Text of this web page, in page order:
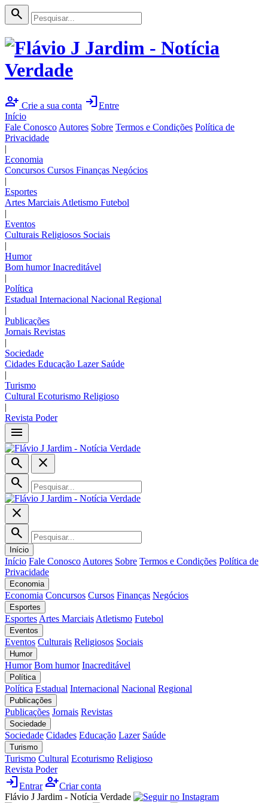
search
person_add Crie a sua conta loginEntre
Início
Fale Conosco Autores Sobre Termos e Condições Política de
Privacidade
|
Economia
Concursos Cursos Finanças Negócios
|
Esportes
Artes Marciais Atletismo Futebol
|
Eventos
Culturais Religiosos Sociais
|
Humor
Bom humorInacreditável
|
Política
Estadual Internacional Nacional Regional
|
Publicações
Jornais Revistas
|
Sociedade
Cidades Educação Lazer Saúde
|
Turismo
Cultural Ecoturismo Religioso
|
Revista Poder
menu
search
close
search
close
search
Início
Início Fale Conosco Autores Sobre Termos e Condições Política de
Privacidade
Economia
Economia Concursos Cursos Finanças Negócios
Esportes
Esportes Artes Marciais Atletismo Futebol
Eventos
Eventos Culturais Religiosos Sociais
Humor
Humor Bom humor Inacreditável
Política
Política Estadual Internacional Nacional Regional
Publicações
Publicações Jornais Revistas
Sociedade
Sociedade Cidades Educação Lazer Saúde
Turismo
Turismo Cultural Ecoturismo Religioso
Revista Poder
loginEntrar person_addCriar conta
Flávio J Jardim - Notícia Verdade